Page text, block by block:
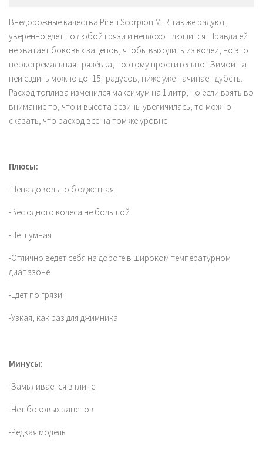
Внедорожные качества Pirelli Scorpion MTR так же радуют,
уверенно едет по любой грязи и неплохо плющится. Правда ей
не хватает боковых зацепов, чтобы выходить из колеи, но это
не экстремальная грязёвка, поэтому простительно. Зимой на
ней ездить можно до -15 градусов, ниже уже начинает дубеть.
Расход топлива изменился максимум на 1 литр, но если взять во
внимание то, что и высота резины увеличилась, то можно
сказать, что расход все на том же уровне.
Плюсы:
-Цена довольно бюджетная
-Вес одного колеса не большой
-Не шумная
-Отлично ведет себя на дороге в широком температурном
диапазоне
-Едет по грязи
-Узкая, как раз для джимника
Минусы:
-Замыливается в глине
-Нет боковых зацепов
-Редкая модель